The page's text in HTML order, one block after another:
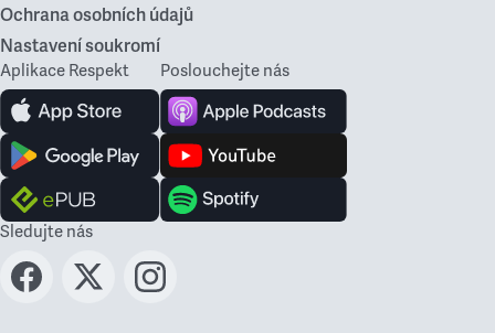
Ochrana osobních údajů
Nastavení soukromí
Aplikace Respekt Poslouchejte nás
Sledujte nás